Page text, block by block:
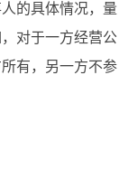
的具体情况，量
对于一方经营公
有，另一方不参